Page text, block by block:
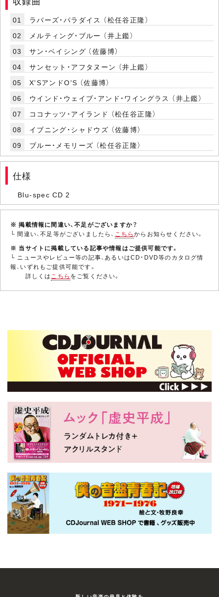
01
ラバーズ・パラダイス （松任谷正隆）
02
メルティング・ブルー （井上鑑）
03
サン・ベイシング （佐藤博）
04
サンセット・アフタヌーン （井上鑑）
05
X'SアンドO'S （佐藤博）
06
ウインド・ウェイブ・アンド・ワイングラス （井上鑑）
07
ココナッツ・アイランド （松任谷正隆）
08
イブニング・シャドウズ （佐藤博）
09
ブルー・メモリーズ （松任谷正隆）
仕様
Blu-spec CD 2
※ 掲載情報に間違い、不足がございますか？
└ 間違い、不足等がございましたら、 こちらからお知らせください。
※ 当サイトに掲載している記事や情報はご提供可能です。
└ ニュースやレビュー等の記事、あるいはCD・DVD等のカタログ情
報、いずれもご提供可能です。
詳しくはこちら をご覧ください。